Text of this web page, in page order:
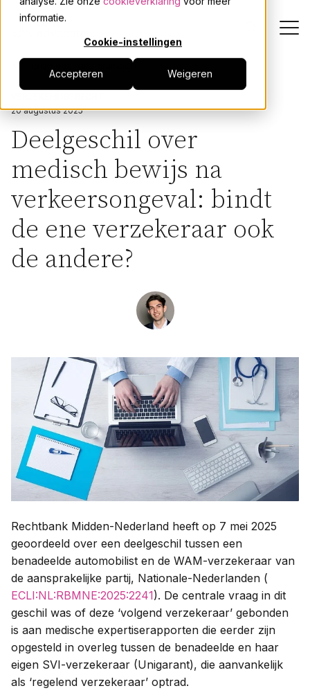
informatie.
Cookie-instellingen
Accepteren Weigeren
Dienstverlening
Onze mensen
Actueel
Over JPR
Events
Terug naar alle artikelen
20 augustus 2025
Deelgeschil over
medisch bewijs na
verkeersongeval: bindt
de ene verzekeraar ook
de andere?
Rechtbank Midden-Nederland heeft op 7 mei 2025
geoordeeld over een deelgeschil tussen een
benadeelde automobilist en de WAM-verzekeraar van
de aansprakelijke partij, Nationale-Nederlanden (
ECLI:NL:RBMNE:2025:2241). De centrale vraag in dit
geschil was of deze ‘volgend verzekeraar’ gebonden
is aan medische expertiserapporten die eerder zijn
opgesteld in overleg tussen de benadeelde en haar
eigen SVI-verzekeraar (Unigarant), die aanvankelijk
als ‘regelend verzekeraar’ optrad.